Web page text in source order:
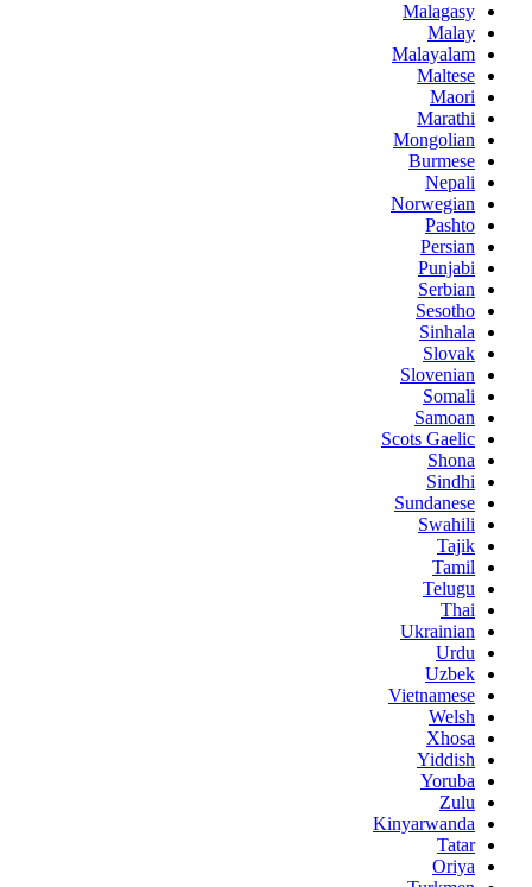
Malagasy
Malay
Malayalam
Maltese
Maori
Marathi
Mongolian
Burmese
Nepali
Norwegian
Pashto
Persian
Punjabi
Serbian
Sesotho
Sinhala
Slovak
Slovenian
Somali
Samoan
Scots Gaelic
Shona
Sindhi
Sundanese
Swahili
Tajik
Tamil
Telugu
Thai
Ukrainian
Urdu
Uzbek
Vietnamese
Welsh
Xhosa
Yiddish
Yoruba
Zulu
Kinyarwanda
Tatar
Oriya